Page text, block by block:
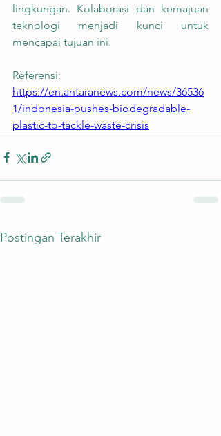
lingkungan. Kolaborasi dan kemajuan
teknologi menjadi kunci untuk
mencapai tujuan ini.
Referensi:
https://en.antaranews.com/news/36536
1/indonesia-pushes-biodegradable-
plastic-to-tackle-waste-crisis
Postingan Terakhir